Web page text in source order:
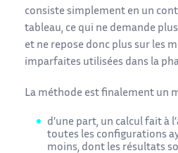
consiste simplement en un
tableau, ce qui ne demande
et ne repose donc plus sur les
imparfaites utilisées dans la
La méthode est finalement un
d’une part, un calcul fait à
toutes les configurations
moins, dont les résultats